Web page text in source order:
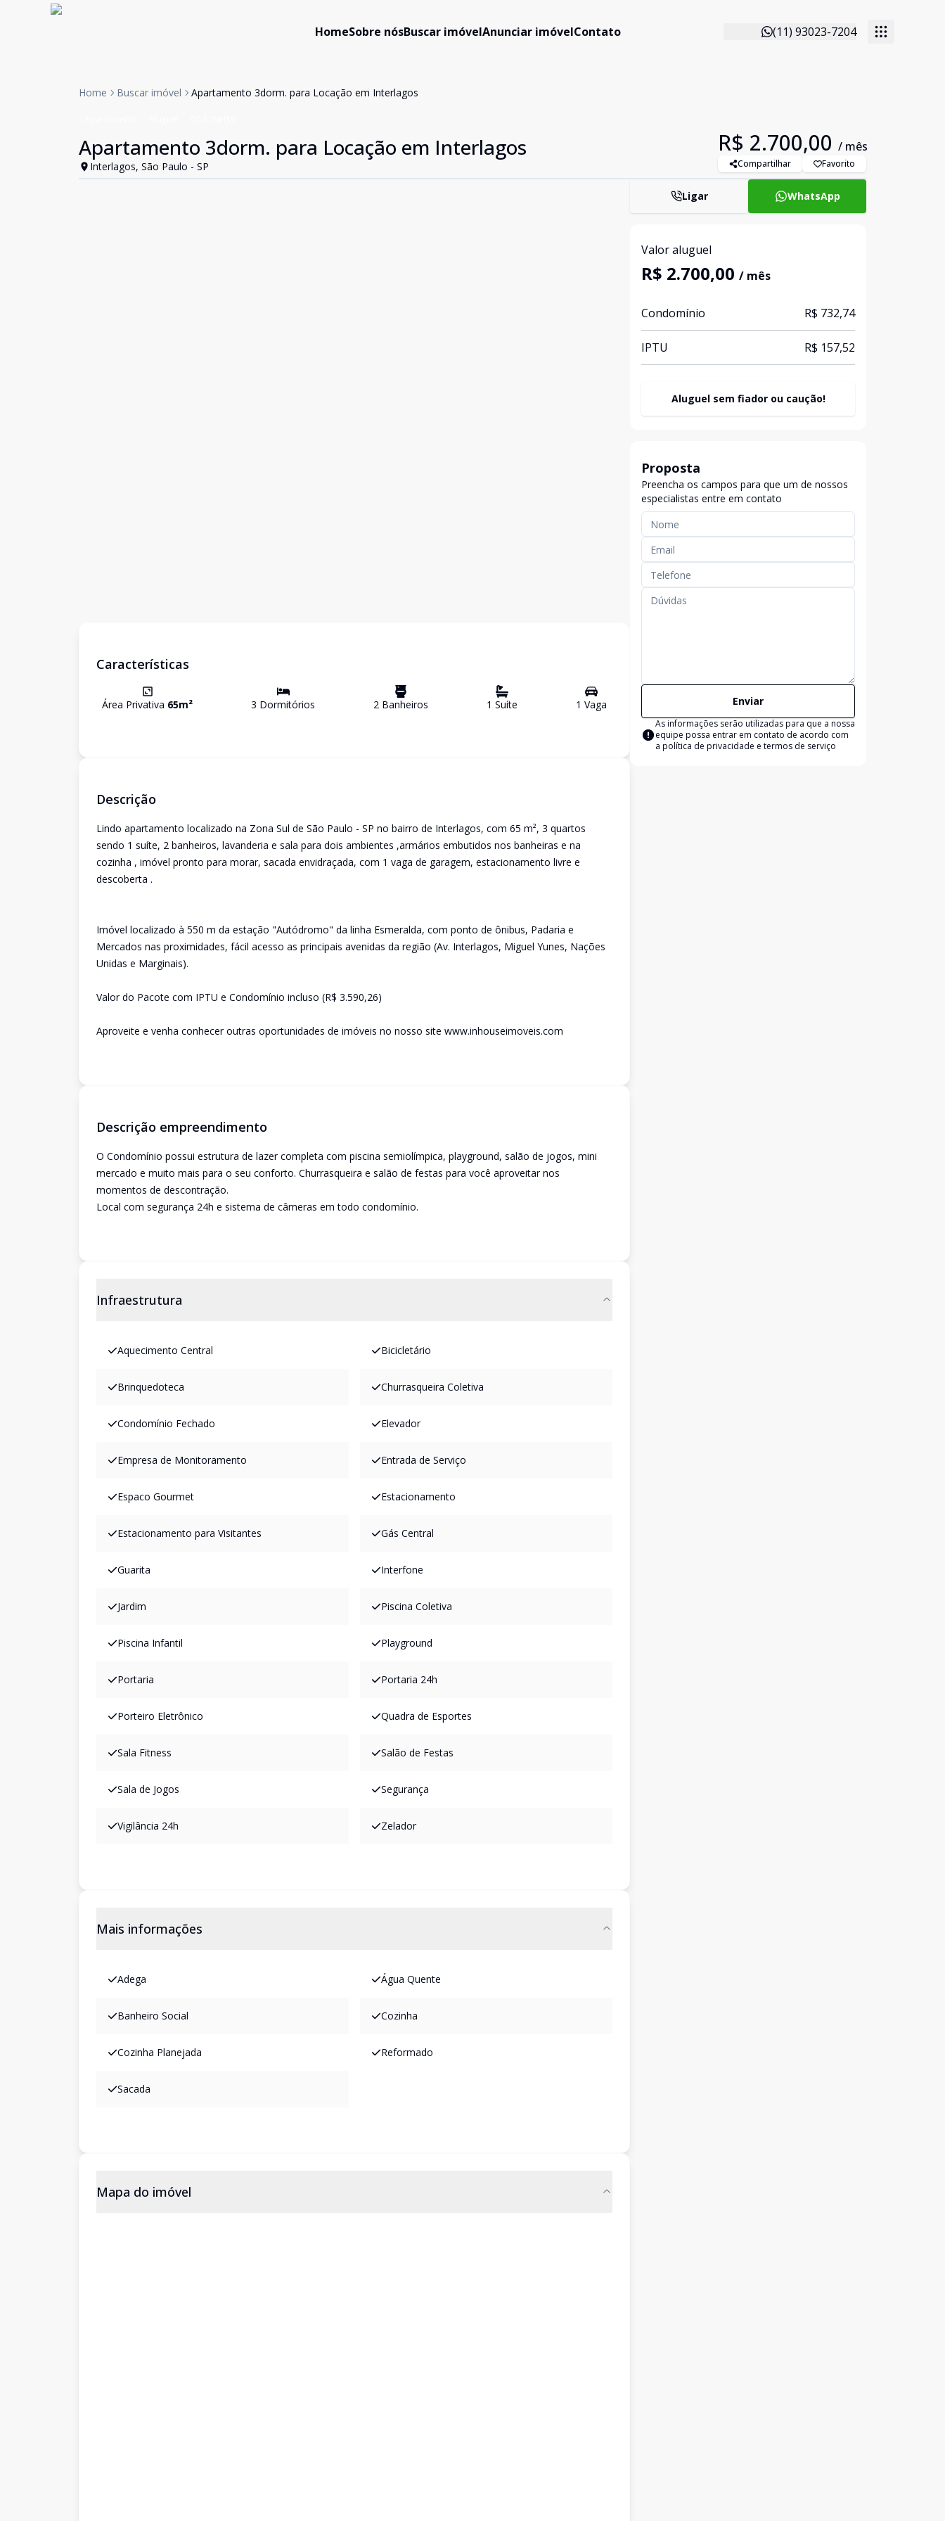
HomeSobre nósBuscar imóvelAnunciar imóvelContato (11) 93023-7204
Home Buscar imóvel Apartamento 3dorm. para Locação em Interlagos
Apartamento 3dorm. para Locação em Interlagos
Interlagos, São Paulo - SP
R$ 2.700,00 / mês
Compartilhar Favorito
Características
Área Privativa 65m² 3 Dormitórios 2 Banheiros 1 Suíte 1 Vaga
Descrição
Lindo apartamento localizado na Zona Sul de São Paulo - SP no bairro de Interlagos, com 65 m², 3 quartos
sendo 1 suíte, 2 banheiros, lavanderia e sala para dois ambientes ,armários embutidos nos banheiras e na
cozinha , imóvel pronto para morar, sacada envidraçada, com 1 vaga de garagem, estacionamento livre e
descoberta .
Imóvel localizado à 550 m da estação "Autódromo" da linha Esmeralda, com ponto de ônibus, Padaria e
Mercados nas proximidades, fácil acesso as principais avenidas da região (Av. Interlagos, Miguel Yunes, Nações
Unidas e Marginais).
Valor do Pacote com IPTU e Condomínio incluso (R$ 3.590,26)
Aproveite e venha conhecer outras oportunidades de imóveis no nosso site www.inhouseimoveis.com
Descrição empreendimento
O Condomínio possui estrutura de lazer completa com piscina semiolímpica, playground, salão de jogos, mini
mercado e muito mais para o seu conforto. Churrasqueira e salão de festas para você aproveitar nos
momentos de descontração.
Local com segurança 24h e sistema de câmeras em todo condomínio.
Infraestrutura
Aquecimento Central Bicicletário
Brinquedoteca Churrasqueira Coletiva
Condomínio Fechado Elevador
Empresa de Monitoramento Entrada de Serviço
Espaco Gourmet Estacionamento
Estacionamento para Visitantes Gás Central
Guarita Interfone
Jardim Piscina Coletiva
Piscina Infantil Playground
Portaria Portaria 24h
Porteiro Eletrônico Quadra de Esportes
Sala Fitness Salão de Festas
Sala de Jogos Segurança
Vigilância 24h Zelador
Mais informações
Adega Água Quente
Banheiro Social Cozinha
Cozinha Planejada Reformado
Sacada
Mapa do imóvel
Ligar WhatsApp
Valor aluguel
R$ 2.700,00 / mês
Condomínio R$ 732,74
IPTU R$ 157,52
Aluguel sem fiador ou caução!
Proposta
Preencha os campos para que um de nossos
especialistas entre em contato
Enviar
As informações serão utilizadas para que a nossa
equipe possa entrar em contato de acordo com
a política de privacidade e termos de serviço